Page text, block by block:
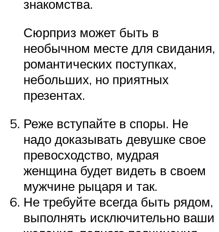
знакомства.
Сюрприз может быть в
необычном месте для свидания,
романтических поступках,
небольших, но приятных
презентах.
Реже вступайте в споры. Не
надо доказывать девушке свое
превосходство, мудрая
женщина будет видеть в своем
мужчине рыцаря и так.
Не требуйте всегда быть рядом,
выполнять исключительно ваши